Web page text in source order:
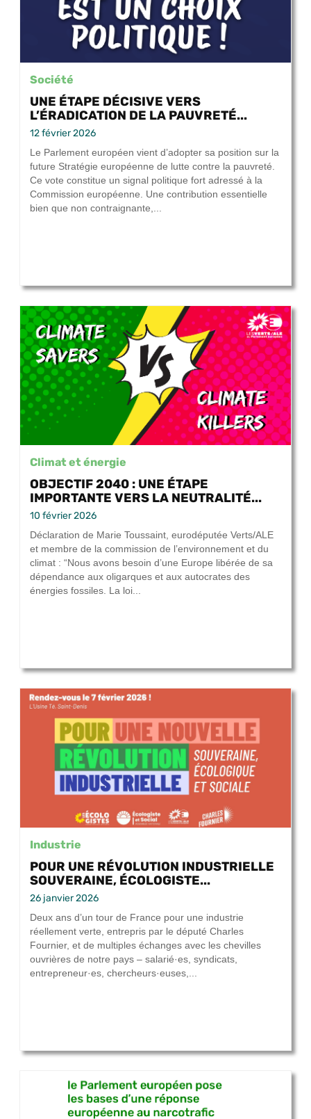
Société
UNE ÉTAPE DÉCISIVE VERS
L’ÉRADICATION DE LA PAUVRETÉ...
12 février 2026
Le Parlement européen vient d’adopter sa position sur la
future Stratégie européenne de lutte contre la pauvreté.
Ce vote constitue un signal politique fort adressé à la
Commission européenne. Une contribution essentielle
bien que non contraignante,...
Climat et énergie
OBJECTIF 2040 : UNE ÉTAPE
IMPORTANTE VERS LA NEUTRALITÉ...
10 février 2026
Déclaration de Marie Toussaint, eurodéputée Verts/ALE
et membre de la commission de l’environnement et du
climat : “Nous avons besoin d’une Europe libérée de sa
dépendance aux oligarques et aux autocrates des
énergies fossiles. La loi...
Industrie
POUR UNE RÉVOLUTION INDUSTRIELLE
SOUVERAINE, ÉCOLOGISTE...
26 janvier 2026
Deux ans d’un tour de France pour une industrie
réellement verte, entrepris par le député Charles
Fournier, et de multiples échanges avec les chevilles
ouvrières de notre pays – salarié·es, syndicats,
entrepreneur·es, chercheurs·euses,...